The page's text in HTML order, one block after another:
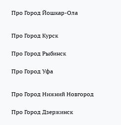
Про Город Йошкар-Ола
Про Город Курск
Про Город Рыбинск
Про Город Уфа
Про Город Нижний Новгород
Про Город Дзержинск